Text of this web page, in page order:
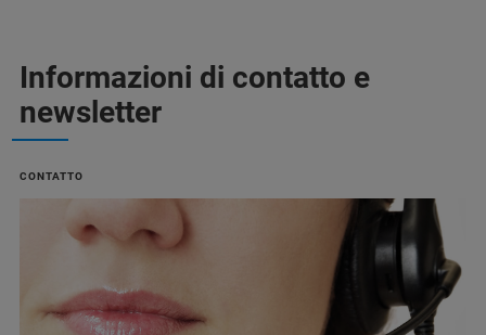
Informazioni di contatto e
newsletter
CONTATTO